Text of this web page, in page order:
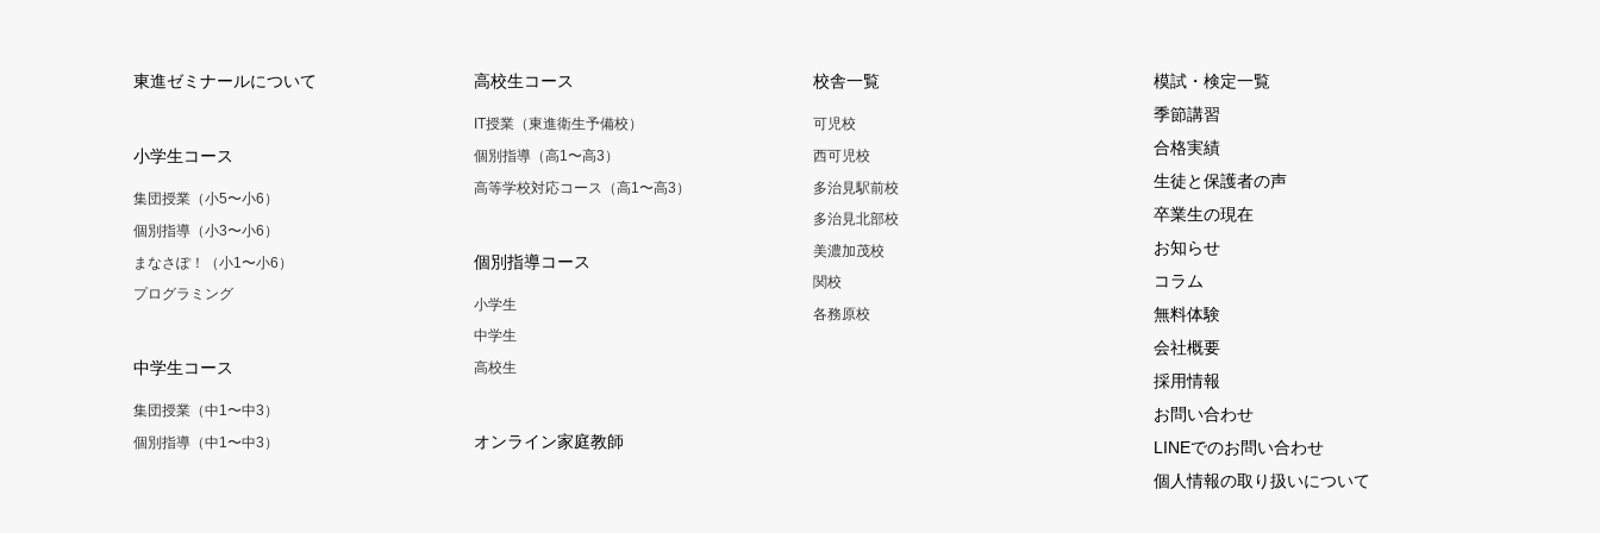
東進ゼミナールについて
小学生コース
集団授業（小5〜小6）
個別指導（小3〜小6）
まなさぽ！（小1〜小6）
プログラミング
中学生コース
集団授業（中1〜中3）
個別指導（中1〜中3）
高校生コース
IT授業（東進衛生予備校）
個別指導（高1〜高3）
高等学校対応コース（高1〜高3）
個別指導コース
小学生
中学生
高校生
オンライン家庭教師
校舎一覧
可児校
西可児校
多治見駅前校
多治見北部校
美濃加茂校
関校
各務原校
模試・検定一覧
季節講習
合格実績
生徒と保護者の声
卒業生の現在
お知らせ
コラム
無料体験
会社概要
採用情報
お問い合わせ
LINEでのお問い合わせ
個人情報の取り扱いについて